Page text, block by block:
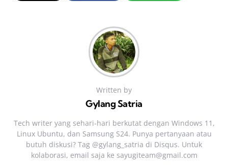
Written by
Gylang Satria
Tech writer yang sehari‑hari berkutat dengan Windows 11,
Linux Ubuntu, dan Samsung S24. Punya pertanyaan atau
butuh diskusi? Tag @gylang_satria di Disqus. Untuk
kolaborasi, email saja ke sayugiteam@gmail.com